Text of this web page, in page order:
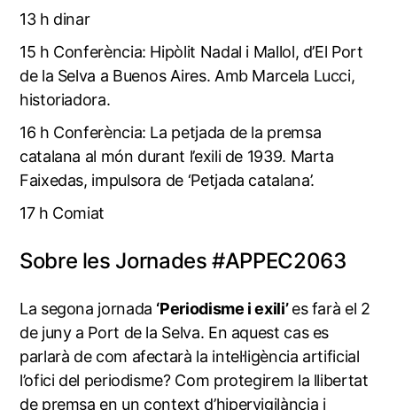
13 h dinar
15 h Conferència: Hipòlit Nadal i Mallol, d’El Port
de la Selva a Buenos Aires. Amb Marcela Lucci,
historiadora.
16 h Conferència: La petjada de la premsa
catalana al món durant l’exili de 1939. Marta
Faixedas, impulsora de ‘Petjada catalana’.
17 h Comiat
Sobre les Jornades #APPEC2063
La segona jornada ‘Periodisme i exili’es farà el 2
de juny a Port de la Selva. En aquest cas es
parlarà de com afectarà la intel·ligència artificial
l’ofici del periodisme? Com protegirem la llibertat
de premsa en un context d’hipervigilància i